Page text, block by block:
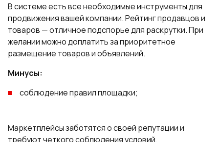
В системе есть все необходимые инструменты для
продвижения вашей компании. Рейтинг продавцов и
товаров — отличное подспорье для раскрутки. При
желании можно доплатить за приоритетное
размещение товаров и объявлений.
Минусы:
соблюдение правил площадки;
Маркетплейсы заботятся о своей репутации и
требуют четкого соблюдения условий,